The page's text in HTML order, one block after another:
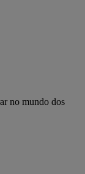
no mundo dos